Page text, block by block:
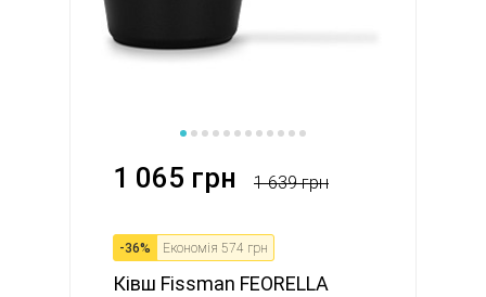
1 065 грн 1 639 грн
-36% Економія 574 грн
Ківш Fissman FEORELLA